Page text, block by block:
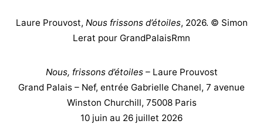
Laure Prouvost, Nous frissons d’étoiles, 2026. © Simon
Lerat pour GrandPalaisRmn
Nous, frissons d’étoiles– Laure Prouvost
Grand Palais – Nef, entrée Gabrielle Chanel, 7 avenue
Winston Churchill, 75008 Paris
10 juin au 26 juillet 2026